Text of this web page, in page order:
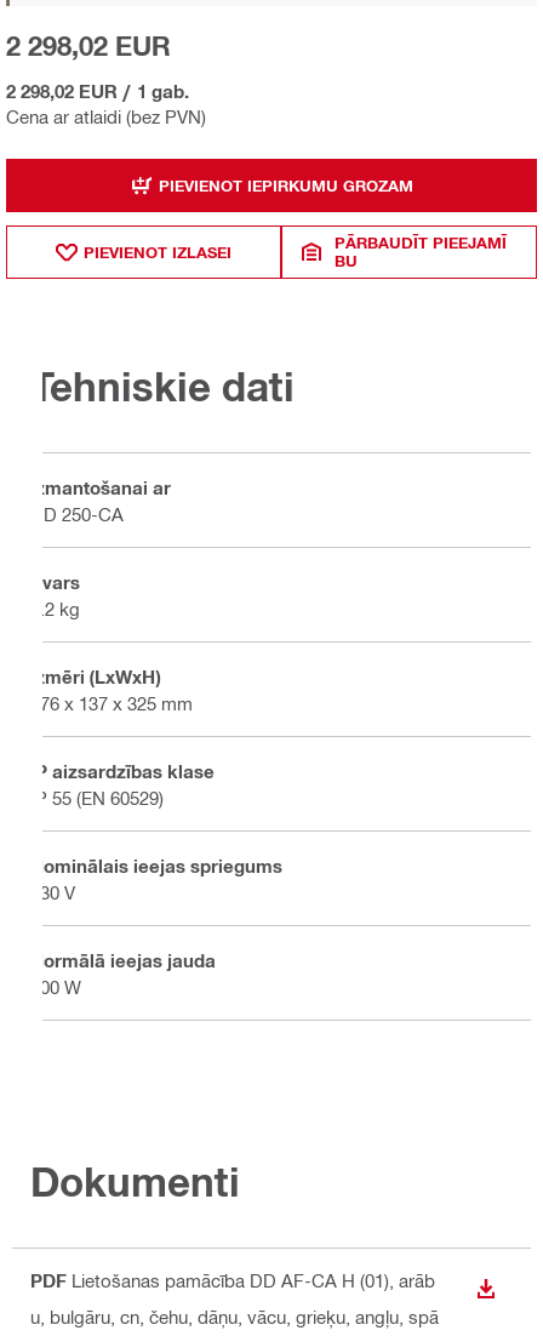
Cena ar atlaidi (bez PVN)
2 298,02 EUR
2 298,02 EUR / 1 gab.
PIEVIENOT IEPIRKUMU GROZAM
PIEVIENOT IZLASEI
PĀRBAUDĪT PIEEJAMĪ
BU
Tehniskie dati
Izmantošanai ar
DD 250-CA
Svars
4.2 kg
Izmēri (LxWxH)
176 x 137 x 325 mm
IP aizsardzības klase
IP 55 (EN 60529)
Nominālais ieejas spriegums
230 V
Normālā ieejas jauda
100 W
Dokumenti
PDF Lietošanas pamācība DD AF-CA H (01) , arāb
u, bulgāru, cn, čehu, dāņu, vācu, grieķu, angļu, spā